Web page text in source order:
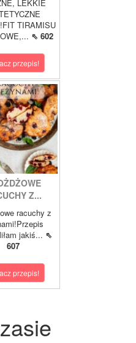
LEKKIE
TIRAMISU
⇖ 602
przepis!
Z...
racuchy z
jakiś... ⇖
607
przepis!